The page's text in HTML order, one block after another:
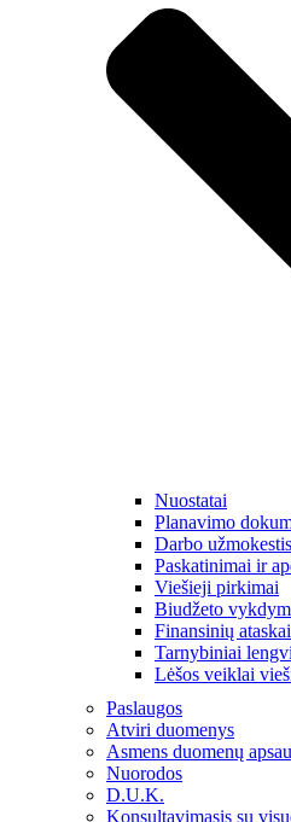
Nuostatai
Planavimo
Darbo užmokestis
Paskatinimai ir
Viešieji pirkimai
Biudžeto
Finansinių
Tarnybiniai
Lėšos veiklai
Paslaugos
Atviri duomenys
Asmens duomenų
Nuorodos
D.U.K.
Konsultavimasis su